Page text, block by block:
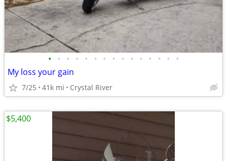
• • • • • • • • • • • • • • •
My loss your gain
7/25 41k mi Crystal River
$5,400